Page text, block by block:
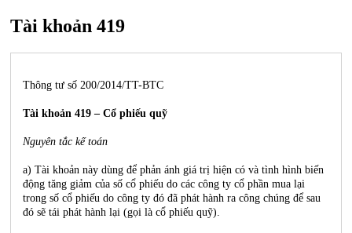
Tài khoản 419
Thông tư số 200/2014/TT-BTC
Tài khoản 419 – Cổ phiếu quỹ
Nguyên tắc kế toán
a) Tài khoản này dùng để phản ánh giá trị hiện có và tình hình biến
động tăng giảm của số cổ phiếu do các công ty cổ phần mua lại
trong số cổ phiếu do công ty đó đã phát hành ra công chúng để sau
đó sẽ tái phát hành lại (gọi là cổ phiếu quỹ).